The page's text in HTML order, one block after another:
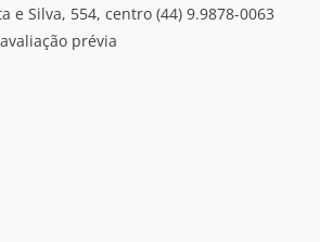
e Silva, 554, centro (44) 9.9878-0063
prévia